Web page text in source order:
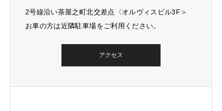
2号線沿い茶屋之町北交差点〈オルヴィスビル3F＞
お車の方は近隣駐車場をご利用ください。
アクセス